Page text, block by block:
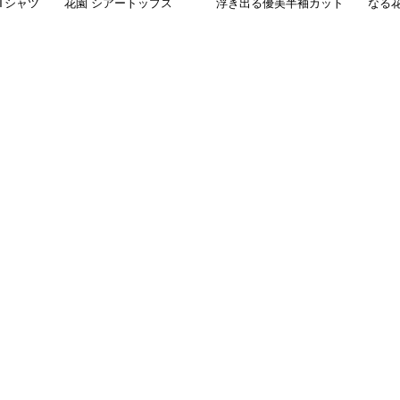
シャツ
花園 シアートップス
浮き出る優美半袖カット
なる